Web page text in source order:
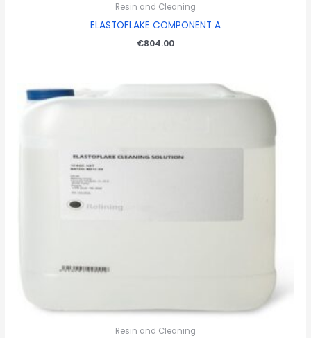
Resin and Cleaning
ELASTOFLAKE COMPONENT A
€804.00
Resin and Cleaning